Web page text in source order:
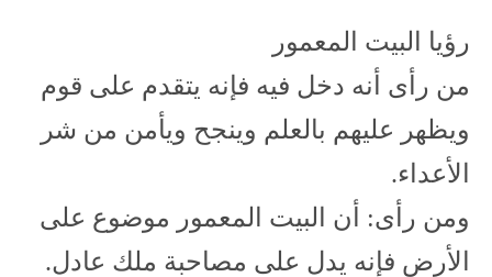
رؤيا البيت المعمور
من رأى أنه دخل فيه فإنه يتقدم على قوم
ويظهر عليهم بالعلم وينجح ويأمن من شر
الأعداء.
ومن رأى: أن البيت المعمور موضوع على
الأرض فإنه يدل على مصاحبة ملك عادل.